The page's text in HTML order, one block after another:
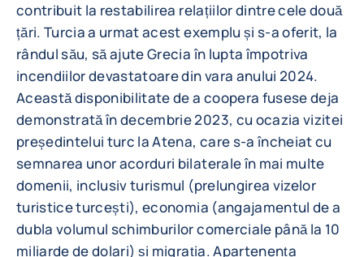
contribuit la restabilirea relațiilor dintre cele două
țări. Turcia a urmat acest exemplu și s-a oferit, la
rândul său, să ajute Grecia în lupta împotriva
incendiilor devastatoare din vara anului 2024.
Această disponibilitate de a coopera fusese deja
demonstrată în decembrie 2023, cu ocazia vizitei
președintelui turc la Atena, care s-a încheiat cu
semnarea unor acorduri bilaterale în mai multe
domenii, inclusiv turismul (prelungirea vizelor
turistice turcești), economia (angajamentul de a
dubla volumul schimburilor comerciale până la 10
miliarde de dolari) și migrația. Apartenența